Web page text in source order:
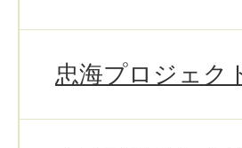
忠海プロジェク